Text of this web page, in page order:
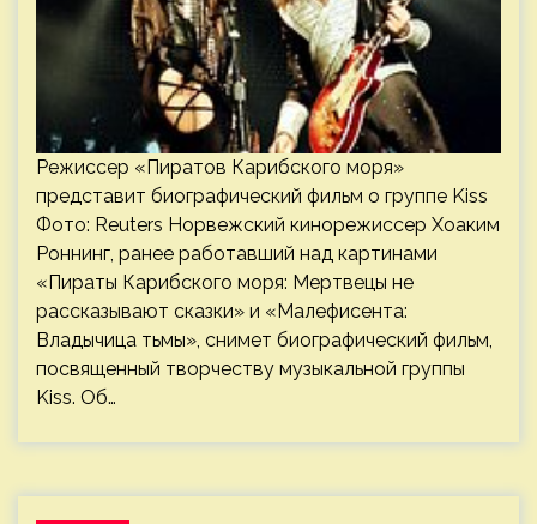
Режиссер «Пиратов Карибского моря»
представит биографический фильм о группе Kiss
Фото: Reuters Норвежский кинорежиссер Хоаким
Роннинг, ранее работавший над картинами
«Пираты Карибского моря: Мертвецы не
рассказывают сказки» и «Малефисента:
Владычица тьмы», снимет биографический фильм,
посвященный творчеству музыкальной группы
Kiss. Об…